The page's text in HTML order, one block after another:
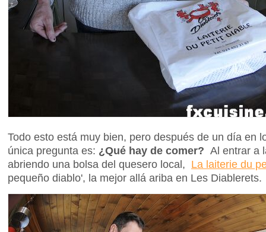
Todo esto está muy bien, pero después de un día en
única pregunta es: ¿Qué hay de comer? Al entrar a
abriendo una bolsa del quesero local, La laiterie du
pequeño diablo', la mejor allá ariba en Les Diablerets.